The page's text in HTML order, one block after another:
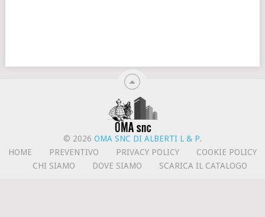
© 2026 OMA SNC DI ALBERTI L & P.
HOME
PREVENTIVO PRIVACY POLICY
COOKIE POLICY
CHI SIAMO
DOVE SIAMO SCARICA IL CATALOGO